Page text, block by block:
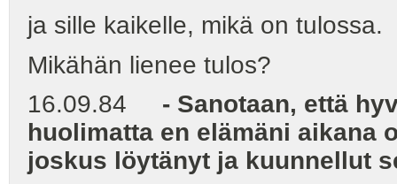
ja sille kaikelle, mikä on tulossa.
Mikähän lienee tulos?
16.09.84 - Sanotaan, että
huolimatta en elämäni aikana
joskus löytänyt ja kuunnellut